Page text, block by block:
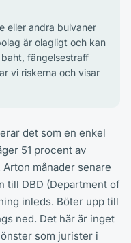
eller andra bulvaner
är olagligt och kan
fängelsestraff
vi riskerna och visar
det som en enkel
51 procent av
månader senare
till DBD (Department of
inleds. Böter upp till
ned. Det här är inget
som jurister i